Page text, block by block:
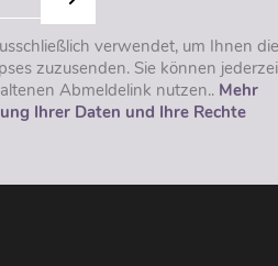
verwendet, um Ihnen die
zuzusenden. Sie können
Abmeldelink nutzen.. Mehr
Ihrer Daten und Ihre Rechte